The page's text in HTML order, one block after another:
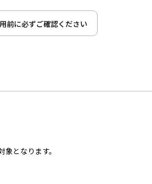
前に必ずご確認ください
となります。